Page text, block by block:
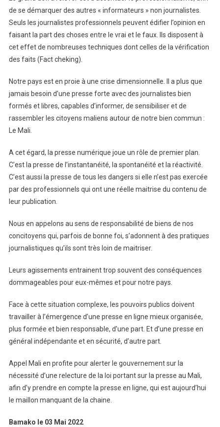
de se démarquer des autres « informateurs » non journalistes.
Seuls les journalistes professionnels peuvent édifier l’opinion en
faisant la part des choses entre le vrai et le faux. Ils disposent à
cet effet de nombreuses techniques dont celles de la vérification
des faits (Fact cheking).
Notre pays est en proie à une crise dimensionnelle. Il a plus que
jamais besoin d’une presse forte avec des journalistes bien
formés et libres, capables d’informer, de sensibiliser et de
rassembler les citoyens maliens autour de notre bien commun :
Le Mali.
A cet égard, la presse numérique joue un rôle de premier plan.
C’est la presse de l’instantanéité, la spontanéité et la réactivité.
C’est aussi la presse de tous les dangers si elle n’est pas exercée
par des professionnels qui ont une réelle maitrise du contenu de
leur publication.
Nous en appelons au sens de responsabilité de biens de nos
concitoyens qui, parfois de bonne foi, s’adonnent à des pratiques
journalistiques qu’ils sont très loin de maitriser.
Leurs agissements entrainent trop souvent des conséquences
dommageables pour eux-mêmes et pour notre pays.
Face à cette situation complexe, les pouvoirs publics doivent
travailler à l’émergence d’une presse en ligne mieux organisée,
plus formée et bien responsable, d’une part. Et d’une presse en
général indépendante et en sécurité, d’autre part.
Appel Mali en profite pour alerter le gouvernement sur la
nécessité d’une relecture de la loi portant sur la presse au Mali,
afin d’y prendre en compte la presse en ligne, qui est aujourd’hui
le maillon manquant de la chaine.
Bamako le 03 Mai 2022